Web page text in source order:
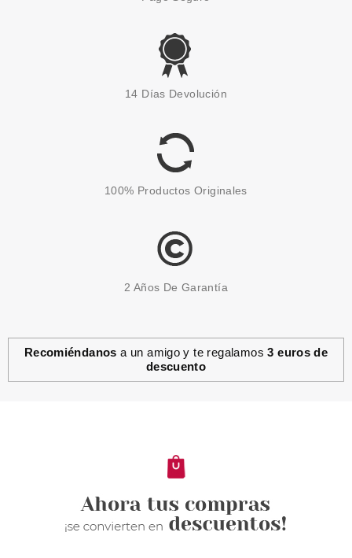
14 Días Devolución
100% Productos Originales
2 Años De Garantía
Recomiéndanos a un amigo y te regalamos3 euros de
descuento